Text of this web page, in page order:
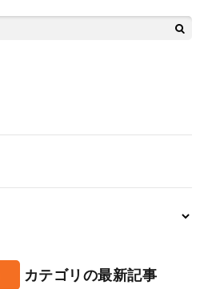
カテゴリの最新記事